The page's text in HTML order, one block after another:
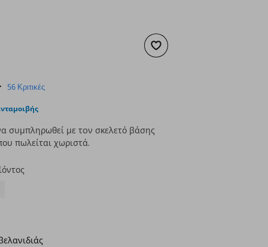
Προσθήκη στα αγαπημένα
τιμή
4.8
rating
56 Κριτικές
συμπληρωθεί με τoν σκελετό βάσης
πωλείται χωριστά.